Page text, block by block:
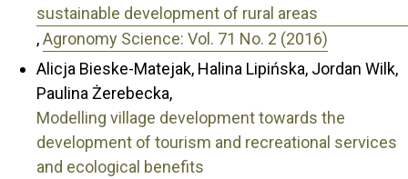
sustainable development of rural areas
,Agronomy Science: Vol. 71 No. 2 (2016)
Alicja Bieske-Matejak, Halina Lipińska, Jordan Wilk,
Paulina Żerebecka,
Modelling village development towards the
development of tourism and recreational services
and ecological benefits